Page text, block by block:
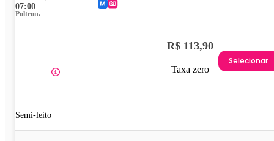
07:00
Poltrona
Semi-leito
R$ 113,90
Taxa zero
Selecionar